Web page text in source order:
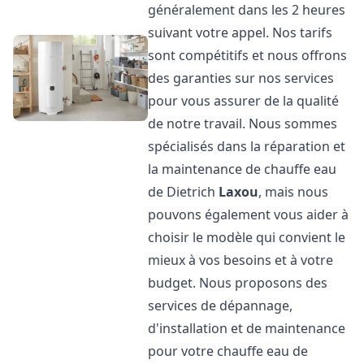
généralement dans les 2 heures
suivant votre appel. Nos tarifs
sont compétitifs et nous offrons
des garanties sur nos services
pour vous assurer de la qualité
de notre travail. Nous sommes
spécialisés dans la réparation et
la maintenance de chauffe eau
de Dietrich Laxou, mais nous
pouvons également vous aider à
choisir le modèle qui convient le
mieux à vos besoins et à votre
budget. Nous proposons des
services de dépannage,
d'installation et de maintenance
pour votre chauffe eau de